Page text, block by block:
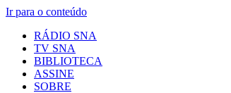
Ir para o conteúdo
RÁDIO SNA
TV SNA
BIBLIOTECA
ASSINE
SOBRE